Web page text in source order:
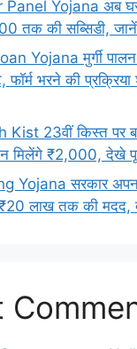
Yojana अब घर
तक की सब्सिडी, जानें
Yojana मुर्गी पालन
भरने की
Kist 23वीं किस्त पर
मिलेंगे ₹2,000, देखे
Yojana सरकार
लाख तक की मदद,